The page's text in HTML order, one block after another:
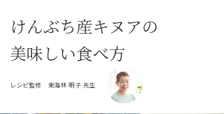
当社は、アンバサダー及び応募者の個人情報を第三者に開
示・提供しません。
②システム上の不具合が発生した場合、原因究明のためとし
て提供が必要と認められる場合
③法令に基づき司法機関、行政機関から法的義務を伴う要請
を受けた場合
④業務遂行上で必要となる本サービスからの問合せ、確認、
けんぶち産キヌアの
美味しい食べ方
レシピ監修 東海林 明子 先生